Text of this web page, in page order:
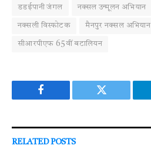
डडईपानी जंगल नक्सल उन्मूलन अभियान
नक्सली विस्फोटक मैनपुर नक्सल अभियान
सीआरपीएफ 65वीं बटालियन
Facebook Twitter
RELATEDPOSTS